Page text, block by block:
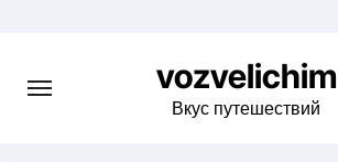
content
vozvelichim
Вкус путешествий